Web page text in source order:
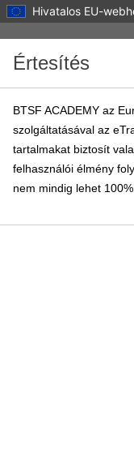
Hivatalos EU-
BTSF
Kezdőoldal BTSF
Értesítés
BTSF ACADEMY az
szolgáltatásával az
tartalmakat biztosít
felhasználói élmény
nem mindig lehet